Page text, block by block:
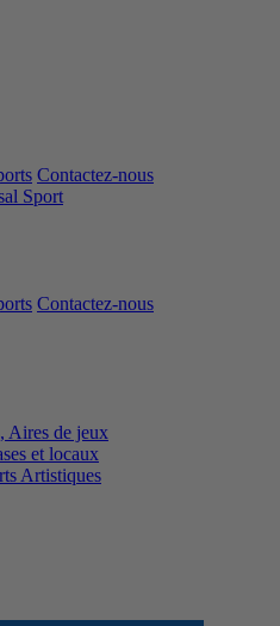
Contactez-nous
Contactez-nous
Aires de jeux
et locaux
Artistiques